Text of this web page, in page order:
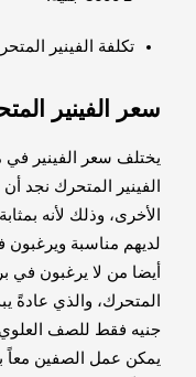
تكلفة الفينير
سعر الفينير
يختلف سعر الفينير
الفينير المتحرك نجد
الأخرى، وذلك لأنه
لديهم مناسبة
أيضا من لا يرغبون في
جنيه فقط للصف